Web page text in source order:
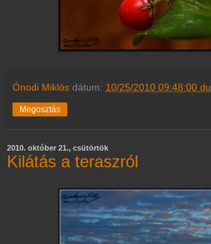
Ónodi Miklós dátum: 10/25/2010 09:48:00 du.
Megosztás
2010. október 21., csütörtök
Kilátás a teraszról